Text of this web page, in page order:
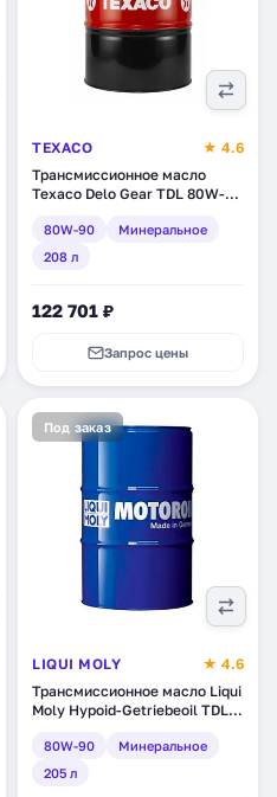
TEXACO
★ 4.6
Трансмиссионное масло
Texaco Delo Gear TDL 80W-
(804122DEE)
80W-90
Минеральное
208 л
122 701 ₽
Запрос цены
Под заказ
LIQUI MOLY
★ 4.6
Трансмиссионное масло Liqui
Moly Hypoid-Getriebeoil TDL
(4721)
80W-90
Минеральное
205 л